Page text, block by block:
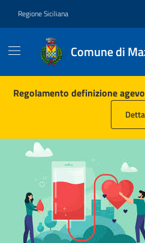
Regione Siciliana
Comune di
Comune di
Contenuti in
Regolamento definizione
Novità in evidenza